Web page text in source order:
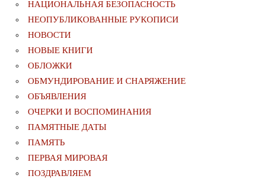
НАЦИОНАЛЬНАЯ БЕЗОПАСНОСТЬ
НЕОПУБЛИКОВАННЫЕ РУКОПИСИ
НОВОСТИ
НОВЫЕ КНИГИ
ОБЛОЖКИ
ОБМУНДИРОВАНИЕ И СНАРЯЖЕНИЕ
ОБЪЯВЛЕНИЯ
ОЧЕРКИ И ВОСПОМИНАНИЯ
ПАМЯТНЫЕ ДАТЫ
ПАМЯТЬ
ПЕРВАЯ МИРОВАЯ
ПОЗДРАВЛЯЕМ